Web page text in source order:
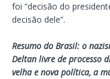
foi “decisão do
decisão dele”.
Resumo do Brasil: o
Deltan livre de processo
velha e nova política, a